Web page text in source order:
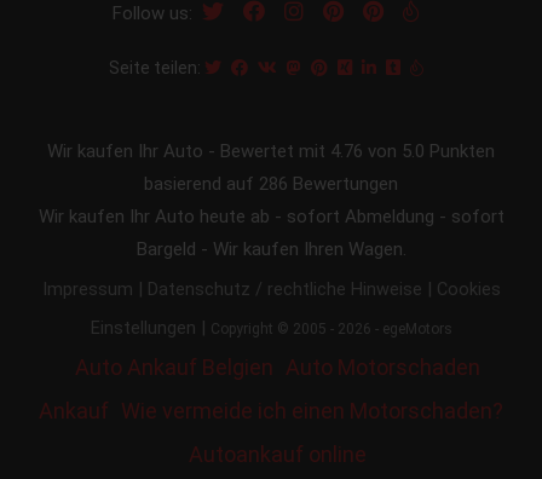
Follow us:
Seite teilen:
Wir kaufen Ihr Auto - Bewertet mit 4.76 von 5.0 Punkten
basierend auf 286 Bewertungen
Wir kaufen Ihr Auto heute ab - sofort Abmeldung - sofort
Bargeld - Wir kaufen Ihren Wagen.
Impressum | Datenschutz / rechtliche Hinweise | Cookies
Einstellungen | Copyright © 2005 - 2026 - egeMotors
Auto Ankauf Belgien
Auto Motorschaden
Ankauf Wie vermeide ich einen Motorschaden?
Autoankauf online